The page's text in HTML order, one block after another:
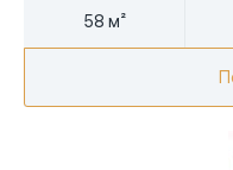
58 м²